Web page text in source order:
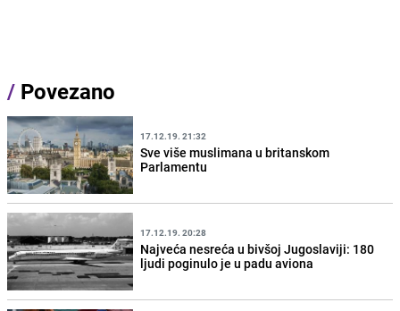
/ Povezano
17.12.19. 21:32
Sve više muslimana u britanskom
Parlamentu
17.12.19. 20:28
Najveća nesreća u bivšoj Jugoslaviji: 180
ljudi poginulo je u padu aviona